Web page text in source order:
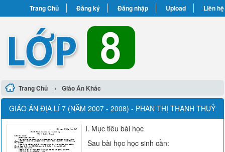
Trang Chủ Đăng ký Đăng nhập Upload Liên hệ
Trang Chủ › Giáo Án Khác
GIÁO ÁN ĐỊA LÍ 7 (NĂM 2007 - 2008) - PHAN THỊ THANH THUỶ
I. Mục tiêu bài học
Sau bài học học sinh cần: